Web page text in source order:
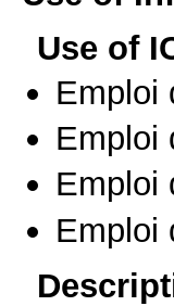
Use of
Emploi
Emploi
Emploi
Emploi